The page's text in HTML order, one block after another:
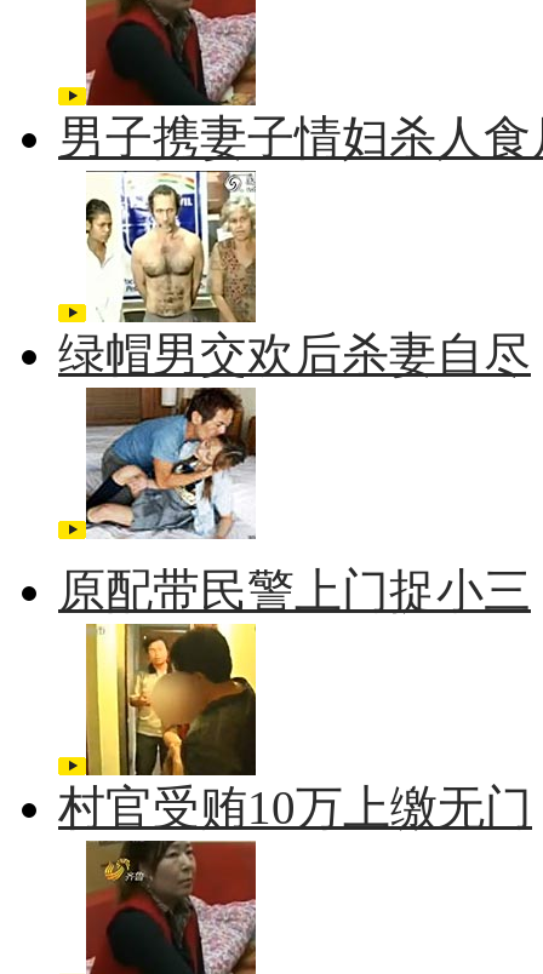
男子携妻子情妇杀人食
绿帽男交欢后杀妻自尽
原配带民警上门捉小三
村官受贿10万上缴无门